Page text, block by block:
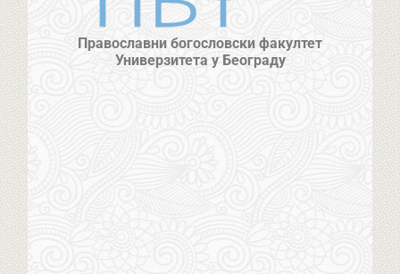
Православни богословски факултет
Универзитета у Београду